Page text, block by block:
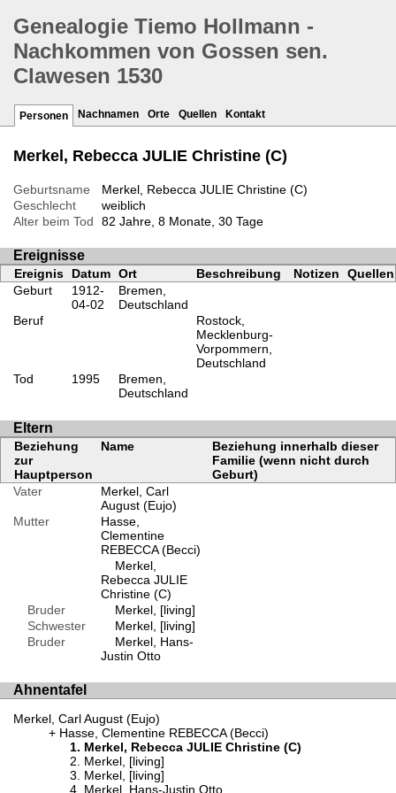
Genealogie Tiemo Hollmann -
Nachkommen von Gossen sen.
Clawesen 1530
Personen Nachnamen Orte Quellen Kontakt
Merkel, Rebecca JULIE Christine (C)
Geburtsname
Merkel, Rebecca JULIE Christine (C)
Geschlecht
weiblich
Alter beim Tod
82 Jahre, 8 Monate, 30 Tage
Ereignisse
Ereignis Datum Ort Beschreibung Notizen
Quellen
Geburt
1912-
04-02
Bremen,
Deutschland
Beruf
Rostock,
Mecklenburg-
Vorpommern,
Deutschland
Tod
1995
Bremen,
Deutschland
Eltern
Beziehung
zur
Hauptperson
Name
Beziehung innerhalb dieser
Familie (wenn nicht durch
Geburt)
Vater
Merkel, Carl
August (Eujo)
Mutter
Hasse,
Clementine
REBECCA (Becci)
Merkel,
Rebecca JULIE
Christine (C)
Bruder
Merkel, [living]
Schwester
Merkel, [living]
Bruder
Merkel, Hans-
Justin Otto
Ahnentafel
Merkel, Carl August (Eujo)
Hasse, Clementine REBECCA (Becci)
Merkel, Rebecca JULIE Christine (C)
Merkel, [living]
Merkel, [living]
Merkel, Hans-Justin Otto